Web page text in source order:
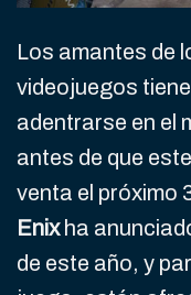
Los amantes de
videojuegos
adentrarse en el
antes de que
venta el próximo
Enixha
de este año, y